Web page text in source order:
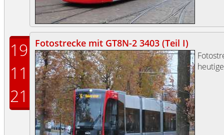
19
11
21
Fotostrecke mit GT8N-2 3403 (Teil I)